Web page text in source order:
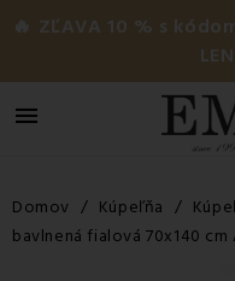
🔥 ZĽAVA 10 % s

Domov Kúpeľňa
bavlnená fialová 70x140 cm